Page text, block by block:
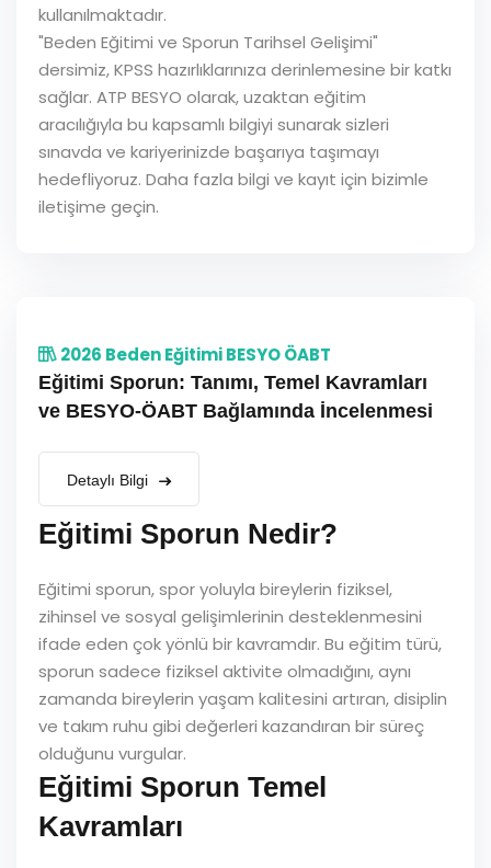
kullanılmaktadır.
"Beden Eğitimi ve Sporun Tarihsel Gelişimi"
dersimiz, KPSS hazırlıklarınıza derinlemesine bir katkı
sağlar. ATP BESYO olarak, uzaktan eğitim
aracılığıyla bu kapsamlı bilgiyi sunarak sizleri
sınavda ve kariyerinizde başarıya taşımayı
hedefliyoruz. Daha fazla bilgi ve kayıt için bizimle
iletişime geçin.
2026 Beden Eğitimi BESYO ÖABT
Eğitimi Sporun: Tanımı, Temel Kavramları
ve BESYO-ÖABT Bağlamında İncelenmesi
Detaylı Bilgi
Eğitimi Sporun Nedir?
Eğitimi sporun, spor yoluyla bireylerin fiziksel,
zihinsel ve sosyal gelişimlerinin desteklenmesini
ifade eden çok yönlü bir kavramdır. Bu eğitim türü,
sporun sadece fiziksel aktivite olmadığını, aynı
zamanda bireylerin yaşam kalitesini artıran, disiplin
ve takım ruhu gibi değerleri kazandıran bir süreç
olduğunu vurgular.
Eğitimi Sporun Temel
Kavramları